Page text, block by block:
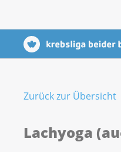
Zurück zur Übersicht
Lachyoga